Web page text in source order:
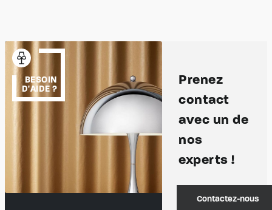
BESOIN
D'AIDE ?
Prenez
contact
avec un de
nos
experts !
Contactez-nous